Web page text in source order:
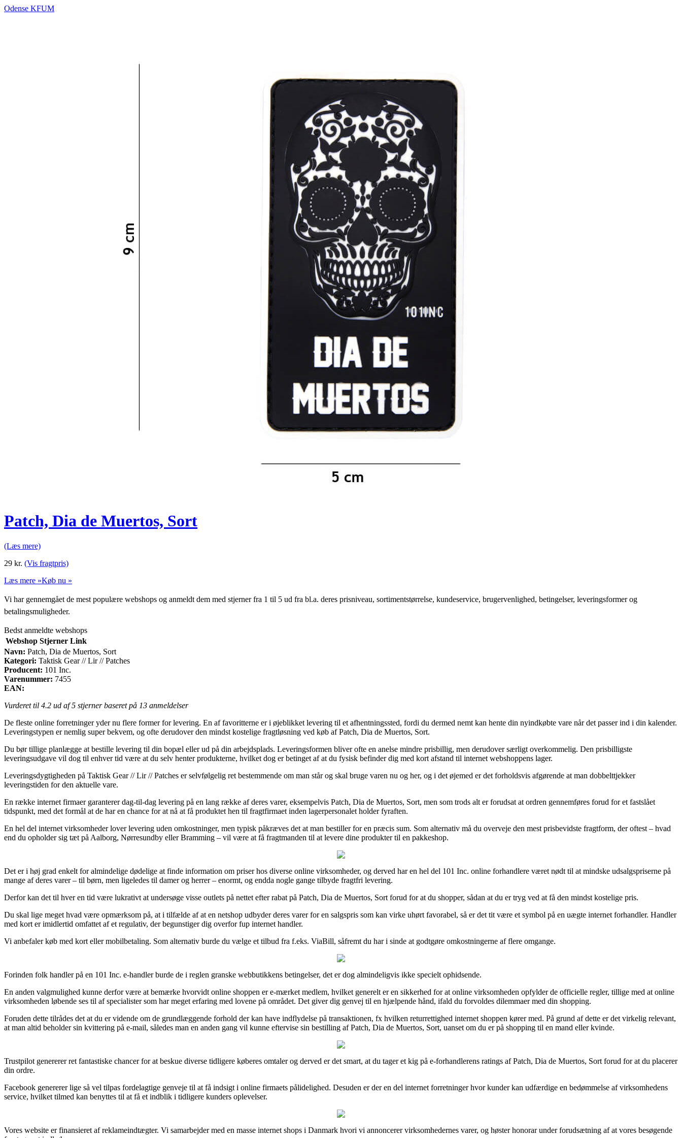
Odense KFUM
Patch, Dia de Muertos, Sort
(Læs mere)
29 kr. (Vis fragtpris)
Læs mere »Køb nu »
Vi har gennemgået de mest populære webshops og anmeldt dem med stjerner fra 1 til 5 ud fra bl.a. deres prisniveau, sortimentstørrelse, kundeservice, brugervenlighed, betingelser, leveringsformer og
betalingsmuligheder.
Bedst anmeldte webshops
Webshop Stjerner Link
Navn: Patch, Dia de Muertos, Sort
Kategori: Taktisk Gear // Lir // Patches
Producent: 101 Inc.
Varenummer: 7455
EAN:
Vurderet til 4.2 ud af 5 stjerner baseret på 13 anmeldelser
De fleste online forretninger yder nu flere former for levering. En af favoritterne er i øjeblikket levering til et afhentningssted, fordi du dermed nemt kan hente din nyindkøbte vare når det passer ind i din kalender.
Leveringstypen er nemlig super bekvem, og ofte derudover den mindst kostelige fragtløsning ved køb af Patch, Dia de Muertos, Sort.
Du bør tillige planlægge at bestille levering til din bopæl eller ud på din arbejdsplads. Leveringsformen bliver ofte en anelse mindre prisbillig, men derudover særligt overkommelig. Den prisbilligste
leveringsudgave vil dog til enhver tid være at du selv henter produkterne, hvilket dog er betinget af at du fysisk befinder dig med kort afstand til internet webshoppens lager.
Leveringsdygtigheden på Taktisk Gear // Lir // Patches er selvfølgelig ret bestemmende om man står og skal bruge varen nu og her, og i det øjemed er det forholdsvis afgørende at man dobbelttjekker
leveringstiden for den aktuelle vare.
En række internet firmaer garanterer dag-til-dag levering på en lang række af deres varer, eksempelvis Patch, Dia de Muertos, Sort, men som trods alt er forudsat at ordren gennemføres forud for et fastslået
tidspunkt, med det formål at de har en chance for at nå at få produktet hen til fragtfirmaet inden lagerpersonalet holder fyraften.
En hel del internet virksomheder lover levering uden omkostninger, men typisk påkræves det at man bestiller for en præcis sum. Som alternativ må du overveje den mest prisbevidste fragtform, der oftest – hvad
end du opholder sig tæt på Aalborg, Nørresundby eller Bramming – vil være at få fragtmanden til at levere dine produkter til en pakkeshop.
Det er i høj grad enkelt for almindelige dødelige at finde information om priser hos diverse online virksomheder, og derved har en hel del 101 Inc. online forhandlere været nødt til at mindske udsalgspriserne på
mange af deres varer – til børn, men ligeledes til damer og herrer – enormt, og endda nogle gange tilbyde fragtfri levering.
Derfor kan det til hver en tid være lukrativt at undersøge visse outlets på nettet efter rabat på Patch, Dia de Muertos, Sort forud for at du shopper, sådan at du er tryg ved at få den mindst kostelige pris.
Du skal lige meget hvad være opmærksom på, at i tilfælde af at en netshop udbyder deres varer for en salgspris som kan virke uhørt favorabel, så er det tit være et symbol på en uægte internet forhandler. Handler
med kort er imidlertid omfattet af et regulativ, der begunstiger dig overfor fup internet handler.
Vi anbefaler køb med kort eller mobilbetaling. Som alternativ burde du vælge et tilbud fra f.eks. ViaBill, såfremt du har i sinde at godtgøre omkostningerne af flere omgange.
Forinden folk handler på en 101 Inc. e-handler burde de i reglen granske webbutikkens betingelser, det er dog almindeligvis ikke specielt ophidsende.
En anden valgmulighed kunne derfor være at bemærke hvorvidt online shoppen er e-mærket medlem, hvilket generelt er en sikkerhed for at online virksomheden opfylder de officielle regler, tillige med at online
virksomheden løbende ses til af specialister som har meget erfaring med lovene på området. Det giver dig genvej til en hjælpende hånd, ifald du forvoldes dilemmaer med din shopping.
Foruden dette tilrådes det at du er vidende om de grundlæggende forhold der kan have indflydelse på transaktionen, fx hvilken returrettighed internet shoppen kører med. På grund af dette er det virkelig relevant,
at man altid beholder sin kvittering på e-mail, således man en anden gang vil kunne eftervise sin bestilling af Patch, Dia de Muertos, Sort, uanset om du er på shopping til en mand eller kvinde.
Trustpilot genererer ret fantastiske chancer for at beskue diverse tidligere køberes omtaler og derved er det smart, at du tager et kig på e-forhandlerens ratings af Patch, Dia de Muertos, Sort forud for at du placerer
din ordre.
Facebook genererer lige så vel tilpas fordelagtige genveje til at få indsigt i online firmaets pålidelighed. Desuden er der en del internet forretninger hvor kunder kan udfærdige en bedømmelse af virksomhedens
service, hvilket tilmed kan benyttes til at få et indblik i tidligere kunders oplevelser.
Vores website er finansieret af reklameindtægter. Vi samarbejder med en masse internet shops i Danmark hvori vi annoncerer virksomhedernes varer, og høster honorar under forudsætning af at vores besøgende